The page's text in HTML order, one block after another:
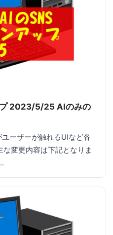
2023/5/25 AIのみの
ーザーが触れるUIなど各
変更内容は下記となりま